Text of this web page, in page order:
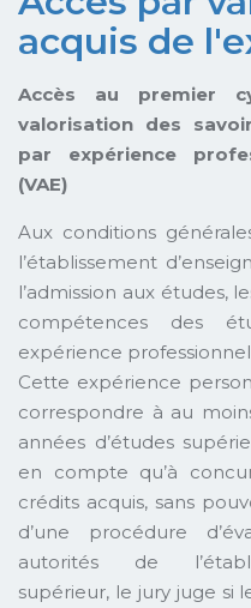
acquis de
Accès au premier
valorisation des
par expérience
(VAE)
Aux conditions
l’établissement
l’admission aux études,
compétences des
expérience
Cette expérience
correspondre à au
années d’études
en compte qu’à
crédits acquis, sans
d’une procédure
autorités de
supérieur, le jury juge si